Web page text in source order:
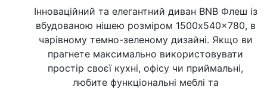
Інноваційний та елегантний диван BNB Флеш із
вбудованою нішею розміром 1500x540x780, в
чарівному темно-зеленому дизайні. Якщо ви
прагнете максимально використовувати
простір своєї кухні, офісу чи приймальні,
любите функціональні меблі та